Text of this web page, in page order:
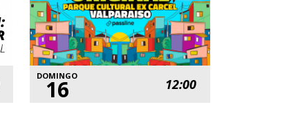
DOMINGO
16 12:00